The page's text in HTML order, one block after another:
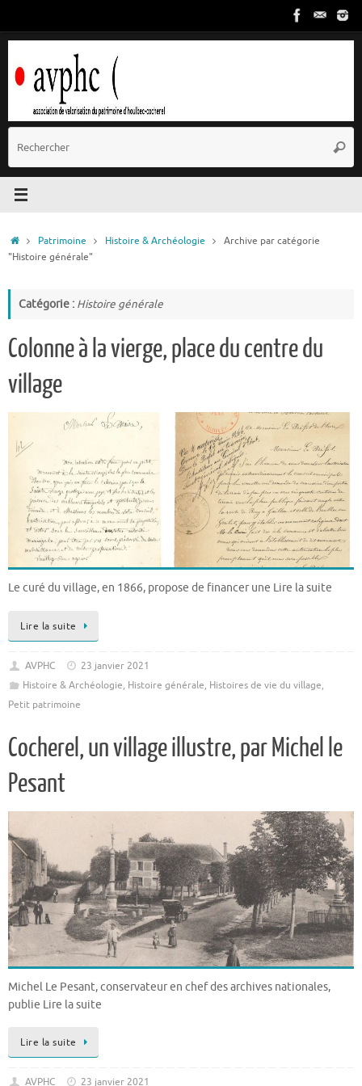
contenu
:
AccueilPatrimoine Histoire & Archéologie
Archive par catégorie
"Histoire générale"
Catégorie : Histoire générale
Colonne à la vierge, place du centre du
village
Le curé du village, en 1866, propose de financer une Lire la suite
Lire la suite
AVPHC
23 janvier 2021
Histoire & Archéologie, Histoire générale, Histoires de vie du village,
Petit patrimoine
Cocherel, un village illustre, par Michel le
Pesant
Michel Le Pesant, conservateur en chef des archives nationales,
publie Lire la suite
Lire la suite
AVPHC 23 janvier 2021